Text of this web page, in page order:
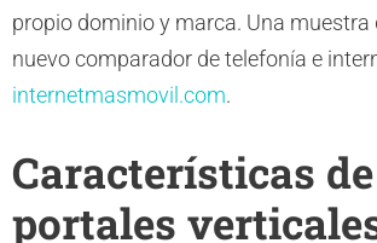
propio dominio y marca. Una muestra
nuevo comparador de telefonía e
internetmasmovil.com.
Características
portales